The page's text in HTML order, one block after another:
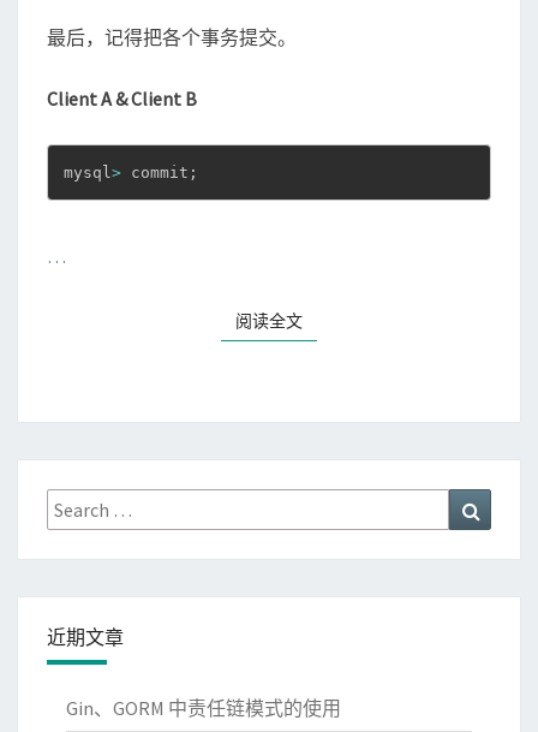
最后，记得把各个事务提交。
Client A & Client B
mysql> commit ;
…
阅读全文
Search
for:
近期文章
Gin、GORM 中责任链模式的使用